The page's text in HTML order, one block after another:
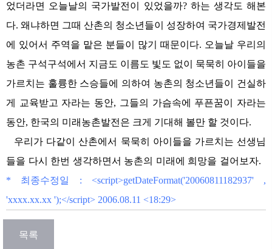
었더라면 오늘날의 국가발전이 있었을까? 하는 생각도 해본
다. 왜냐하면 그때 산촌의 청소년들이 성장하여 국가경제발전
에 있어서 주역을 맡은 분들이 많기 때문이다. 오늘날 우리의
농촌 구석구석에서 지금도 이름도 빛도 없이 묵묵히 아이들을
가르치는 훌륭한 스승들에 의하여 농촌의 청소년들이 건실하
게 교육받고 자라는 동안, 그들의 가슴속에 푸픈꿈이 자라는
동안, 한국의 미래농촌발전은 크게 기대해 볼만 할 것이다.
우리가 다같이 산촌에서 묵묵히 아이들을 가르치는 선생님
들을 다시 한번 생각하면서 농촌의 미래에 희망을 걸어보자.
* 최종수정일 : <script>getDateFormat('20060811182937' ,
'xxxx.xx.xx ');</script> 2006.08.11 <18:29>